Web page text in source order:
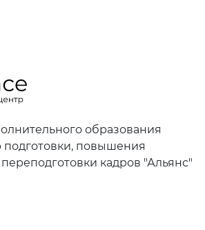
образования
подготовки, повышения
кадров "Альянс"